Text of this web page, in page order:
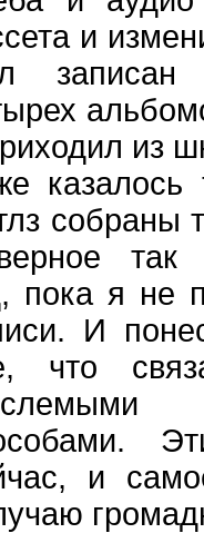
и
из
казалось
собраны
так
пока я не
И
что
и